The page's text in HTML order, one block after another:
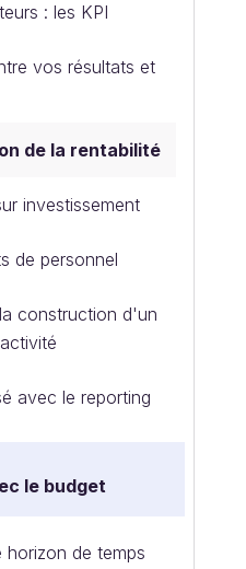
: les KPI
vos résultats et
de la rentabilité
investissement
de personnel
construction d'un
avec le reporting
le budget
de temps